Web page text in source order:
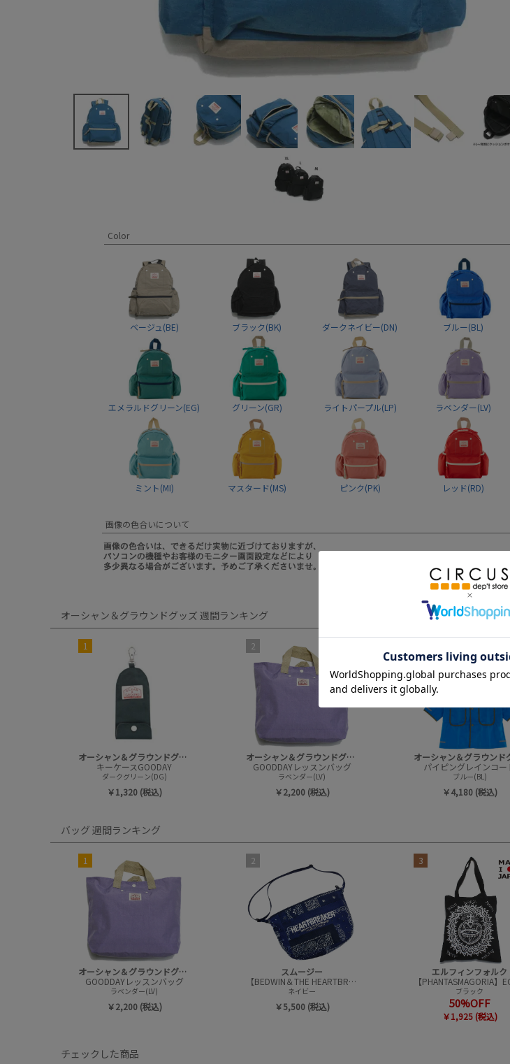
Color
ベージュ(BE) ブラック(BK) ダークネイビー(DN) ブルー(BL)
エメラルドグリーン(EG) グリーン(GR) ライトパープル(LP) ラベンダー(LV)
ミント(MI) マスタード(MS) ピンク(PK) レッド(RD)
画像の色合いについて
オーシャン＆グラウンドグッズ 週間ランキング
1
オーシャン＆グラウンドグッズ
キーケースGOODAY
ダークグリーン(DG)
￥1,320 (税込)
2
オーシャン＆グラウンドグッズ
GOODDAYレッスンバッグ
ラベンダー(LV)
￥2,200 (税込)
パイピングレインコー
ブルー(BL)
￥4,180 (税込)
バッグ 週間ランキング
1
オーシャン＆グラウンドグッズ
GOODDAYレッスンバッグ
ラベンダー(LV)
￥2,200 (税込)
2
スムージー
【BEDWIN＆THE HEARTBREAKERS】Bandana Baker バック(8L)
ネイビー
￥5,500 (税込)
3
エルフィンフォルク
ブラック
50%OFF
￥1,925 (税込)
チェックした商品